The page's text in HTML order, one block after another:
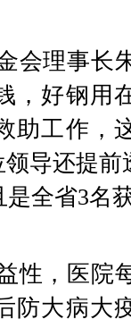
，好钢用
助工作，
导还提
全省3名
防大病大